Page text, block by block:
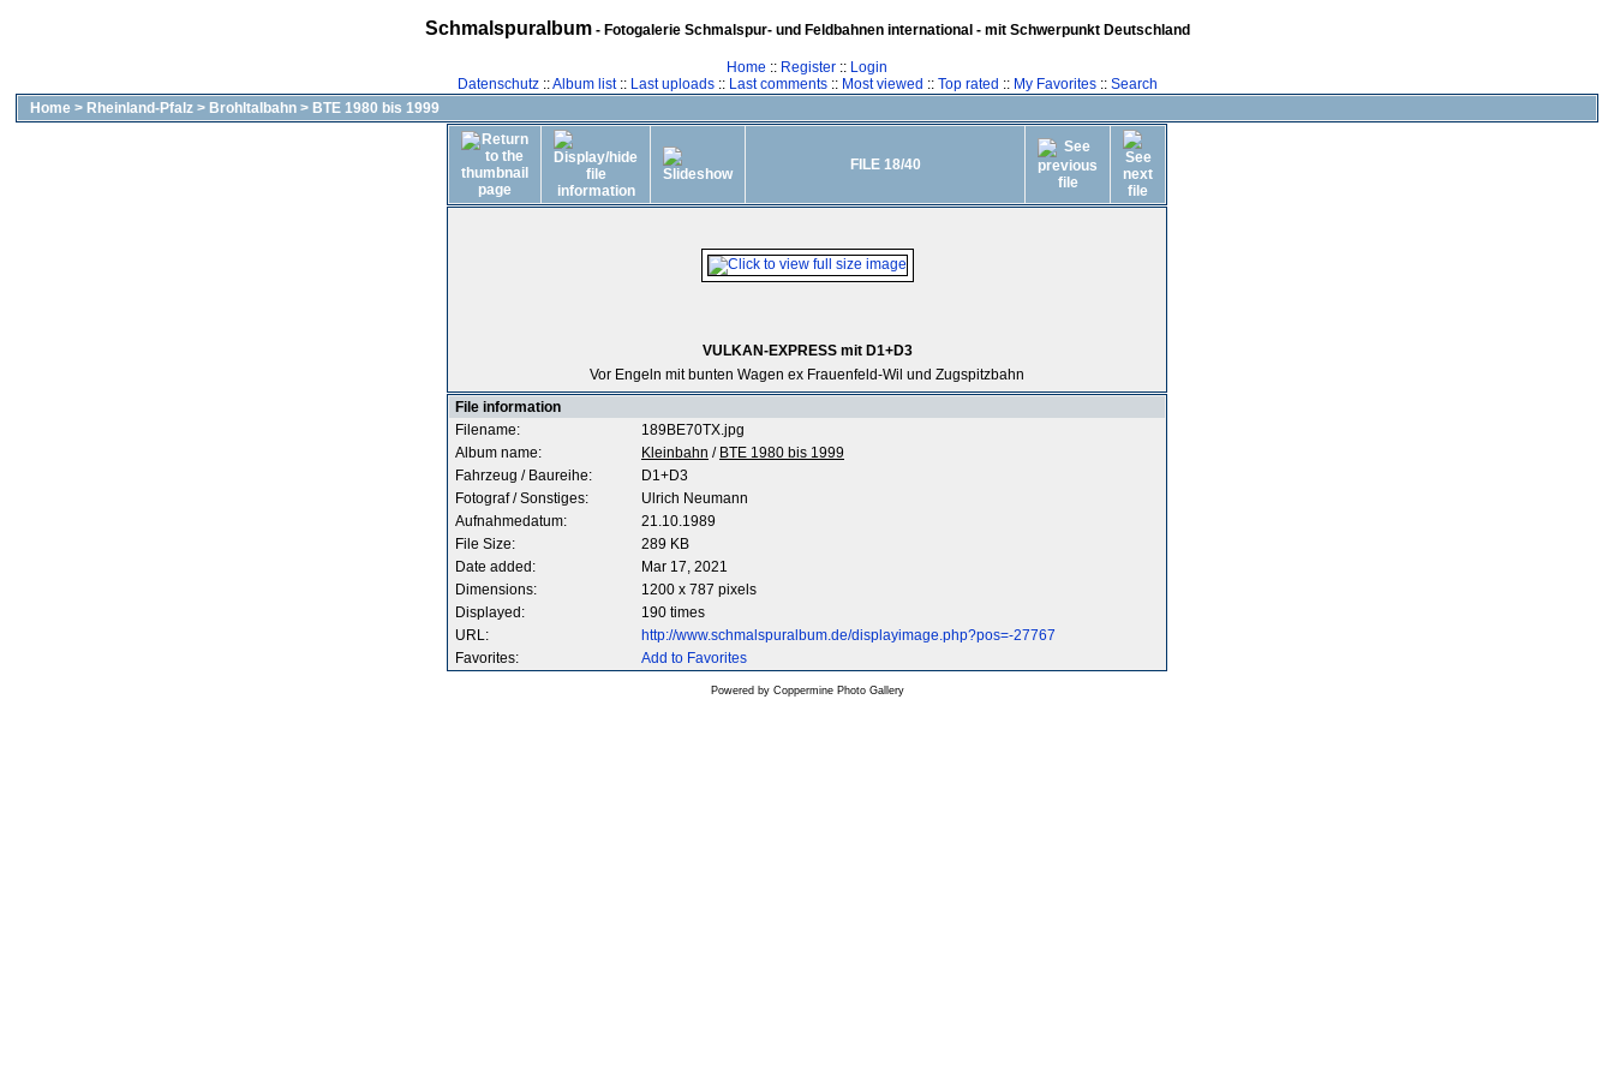
Schmalspuralbum- Fotogalerie Schmalspur- und Feldbahnen international - mit Schwerpunkt Deutschland
Home :: Register :: Login
Datenschutz::Album list:: Last uploads:: Last comments:: Most viewed :: Top rated :: My Favorites:: Search
Home > Rheinland-Pfalz > Brohltalbahn > BTE 1980 bis 1999
FILE 18/40
VULKAN-EXPRESS mit D1+D3
Vor Engeln mit bunten Wagen ex Frauenfeld-Wil und Zugspitzbahn
File information
Filename:
189BE70TX.jpg
Album name:
Kleinbahn / BTE 1980 bis 1999
Fahrzeug / Baureihe:
D1+D3
Fotograf / Sonstiges:
Ulrich Neumann
Aufnahmedatum:
21.10.1989
File Size:
289 KB
Date added:
Mar 17, 2021
Dimensions:
1200 x 787 pixels
Displayed:
190 times
URL:
http://www.schmalspuralbum.de/displayimage.php?pos=-27767
Favorites:
Add to Favorites
Powered by Coppermine Photo Gallery